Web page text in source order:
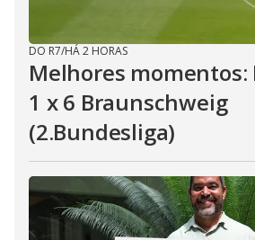
DO R7/HÁ 2 HORAS
Melhores
1 x 6 Braunschweig
(2.Bundesliga)